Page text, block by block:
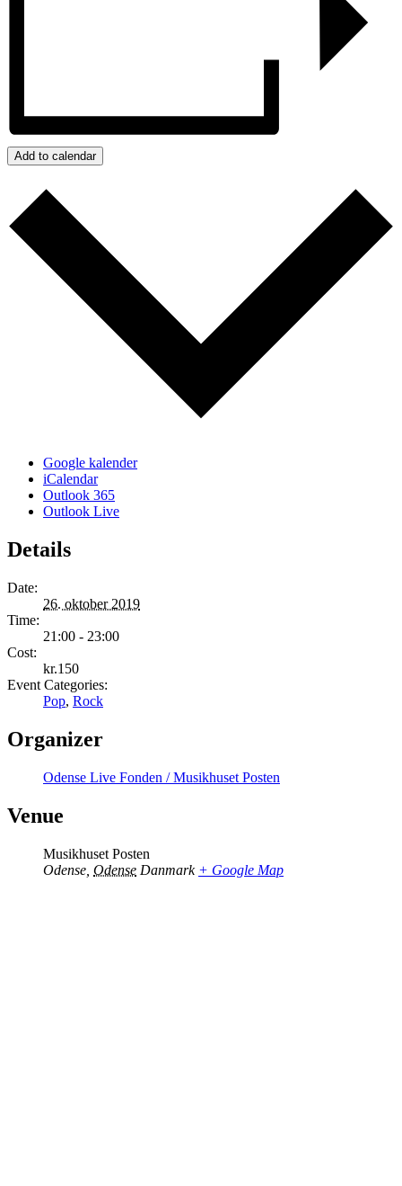
Add to calendar
Google kalender
iCalendar
Outlook 365
Outlook Live
Details
Date:
26. oktober 2019
Time:
21:00 - 23:00
Cost:
kr.150
Event Categories:
Pop, Rock
Organizer
Odense Live Fonden / Musikhuset Posten
Venue
Musikhuset Posten
Odense Odense Danmark + Google Map